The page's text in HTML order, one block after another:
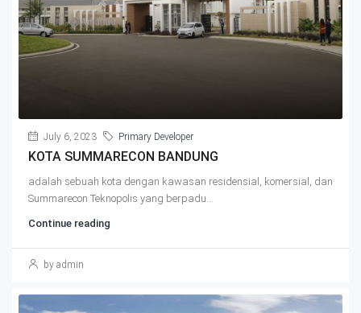
July 6, 2023 Primary Developer
KOTA SUMMARECON BANDUNG
adalah sebuah kota dengan kawasan residensial, komersial, dan
Summarecon Teknopolis yang berpadu...
Continue reading
by admin